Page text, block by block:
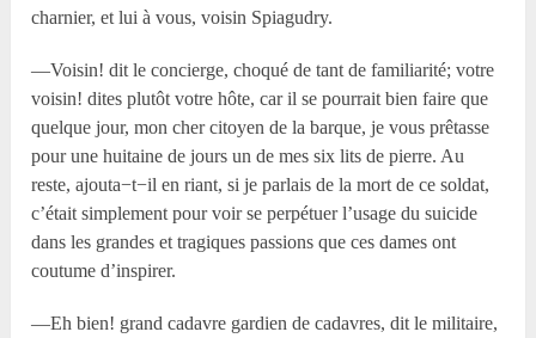
charnier, et lui à vous, voisin Spiagudry.
—Voisin! dit le concierge, choqué de tant de familiarité; votre
voisin! dites plutôt votre hôte, car il se pourrait bien faire que
quelque jour, mon cher citoyen de la barque, je vous prêtasse
pour une huitaine de jours un de mes six lits de pierre. Au
reste, ajouta−t−il en riant, si je parlais de la mort de ce soldat,
c’était simplement pour voir se perpétuer l’usage du suicide
dans les grandes et tragiques passions que ces dames ont
coutume d’inspirer.
—Eh bien! grand cadavre gardien de cadavres, dit le militaire,